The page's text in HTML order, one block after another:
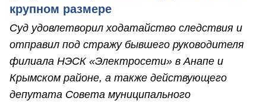
крупном размере
Суд удовлетворил ходатайство следствия и
отправил под стражу бывшего руководителя
филиала НЭСК «Электросети» в Анапе и
Крымском районе, а также действующего
депутата Совета муниципального